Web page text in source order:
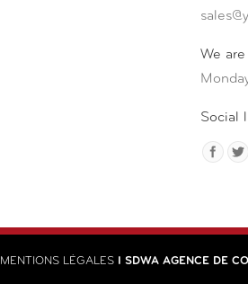
We
Social
MENTIONS LÉGALESI SDWA AGENCE DE